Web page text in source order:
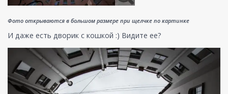
Фото открываются в большом размере при щелчке по картинке
И даже есть дворик с кошкой :) Видите ее?